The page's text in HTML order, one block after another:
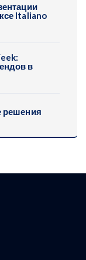
Italiano
в
решения